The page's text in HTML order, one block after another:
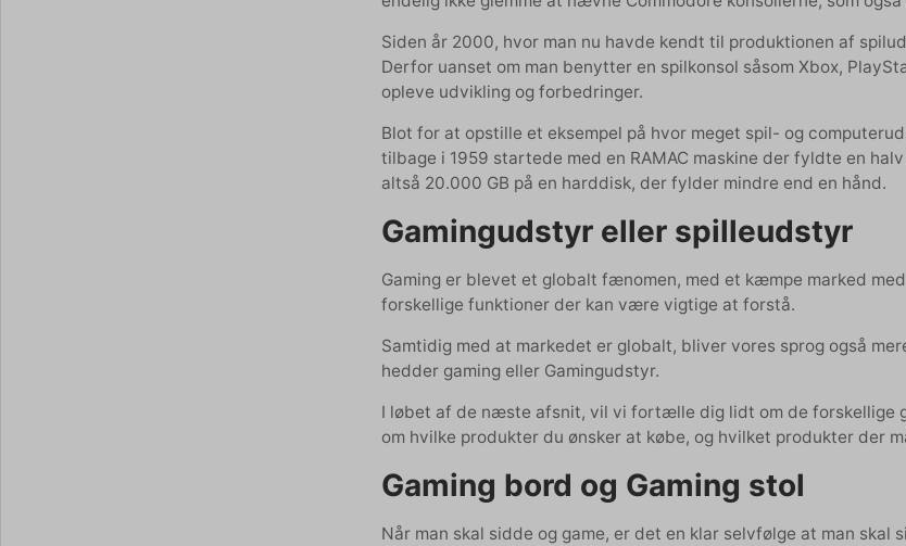
Siden år 2000, hvor man nu havde kendt til produktionen af
Derfor uanset om man benytter en spilkonsol såsom Xbox,
opleve udvikling og forbedringer.
Blot for at opstille et eksempel på hvor meget spil- og
tilbage i 1959 startede med en RAMAC maskine der fyldte en
altså 20.000 GB på en harddisk, der fylder mindre end en hånd.
Gamingudstyr eller spilleudstyr
Gaming er blevet et globalt fænomen, med et kæmpe marked
forskellige funktioner der kan være vigtige at forstå.
Samtidig med at markedet er globalt, bliver vores sprog også
hedder gaming eller Gamingudstyr.
I løbet af de næste afsnit, vil vi fortælle dig lidt om de forskellige
om hvilke produkter du ønsker at købe, og hvilket produkter der
Gaming bord og Gaming stol
Når man skal sidde og game, er det en klar selvfølge at man